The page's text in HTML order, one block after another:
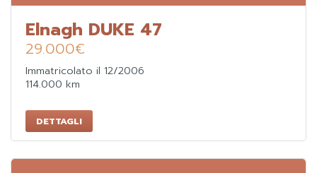
Elnagh DUKE 47
29.000€
Immatricolato il 12/2006
114.000 km
DETTAGLI